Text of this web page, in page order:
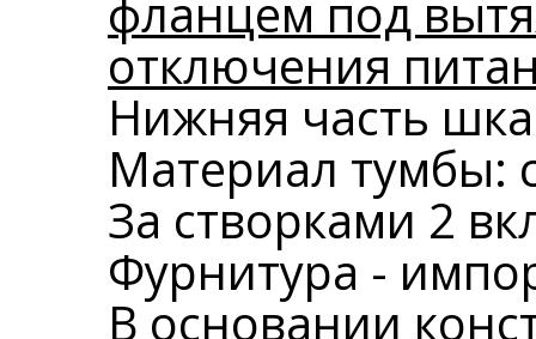
фланцем под
отключения
Нижняя часть
Материал тумбы:
За створками 2
Фурнитура -
В основании